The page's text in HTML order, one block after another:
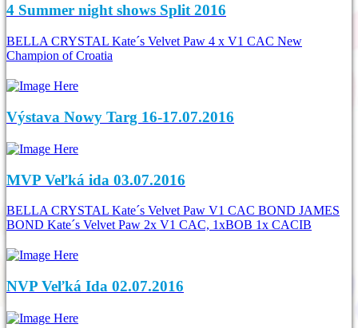
4 Summer night shows Split 2016
BELLA CRYSTAL Kate´s Velvet Paw 4 x V1 CAC New
Champion of Croatia
Výstava Nowy Targ 16-17.07.2016
MVP Veľká ida 03.07.2016
BELLA CRYSTAL Kate´s Velvet Paw V1 CAC BOND JAMES
BOND Kate´s Velvet Paw 2x V1 CAC, 1xBOB 1x CACIB
NVP Veľká Ida 02.07.2016